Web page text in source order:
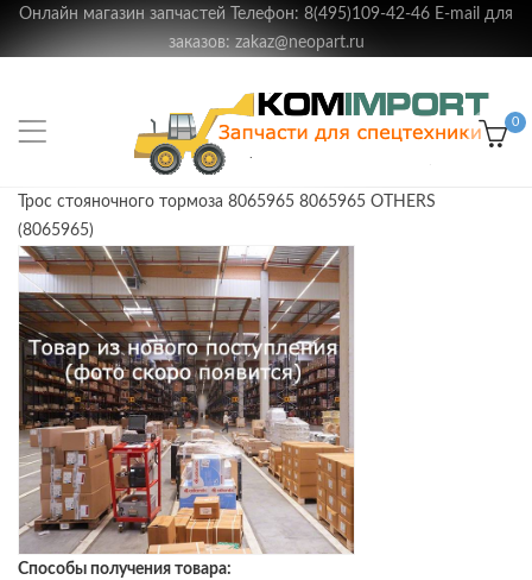
Онлайн магазин запчастей Телефон: 8(495)109-42-46 E-mail для
заказов: zakaz@neopart.ru
0
Трос стояночного тормоза 8065965 8065965 OTHERS
(8065965)
Способы получения товара: